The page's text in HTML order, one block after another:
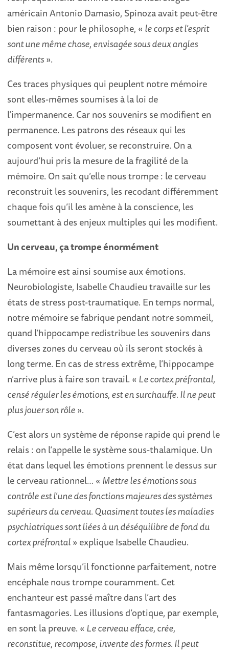
américain Antonio Damasio, Spinoza avait peut-être
bien raison : pour le philosophe, « le corps et l’esprit
sont une même chose, envisagée sous deux angles
différents».
Ces traces physiques qui peuplent notre mémoire
sont elles-mêmes soumises à la loi de
l’impermanence. Car nos souvenirs se modifient en
permanence. Les patrons des réseaux qui les
composent vont évoluer, se reconstruire. On a
aujourd’hui pris la mesure de la fragilité de la
mémoire. On sait qu’elle nous trompe : le cerveau
reconstruit les souvenirs, les recodant différemment
chaque fois qu’il les amène à la conscience, les
soumettant à des enjeux multiples qui les modifient.
Un cerveau, ça trompe énormément
La mémoire est ainsi soumise aux émotions.
Neurobiologiste, Isabelle Chaudieu travaille sur les
états de stress post-traumatique. En temps normal,
notre mémoire se fabrique pendant notre sommeil,
quand l’hippocampe redistribue les souvenirs dans
diverses zones du cerveau où ils seront stockés à
long terme. En cas de stress extrême, l’hippocampe
n’arrive plus à faire son travail. « Le cortex préfrontal,
censé réguler les émotions, est en surchauffe. Il ne peut
plus jouer son rôle».
C’est alors un système de réponse rapide qui prend le
relais : on l’appelle le système sous-thalamique. Un
état dans lequel les émotions prennent le dessus sur
le cerveau rationnel… « Mettre les émotions sous
contrôle est l’une des fonctions majeures des systèmes
supérieurs du cerveau. Quasiment toutes les maladies
psychiatriques sont liées à un déséquilibre de fond du
cortex préfrontal» explique Isabelle Chaudieu.
Mais même lorsqu’il fonctionne parfaitement, notre
encéphale nous trompe couramment. Cet
enchanteur est passé maître dans l’art des
fantasmagories. Les illusions d’optique, par exemple,
en sont la preuve. « Le cerveau efface, crée,
reconstitue, recompose, invente des formes. Il peut